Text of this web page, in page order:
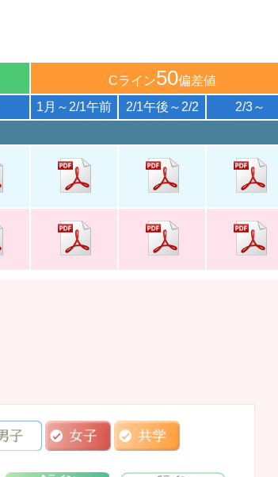
Cライン50偏差値
1月～2/1午前 2/1午後～2/2
2/3～